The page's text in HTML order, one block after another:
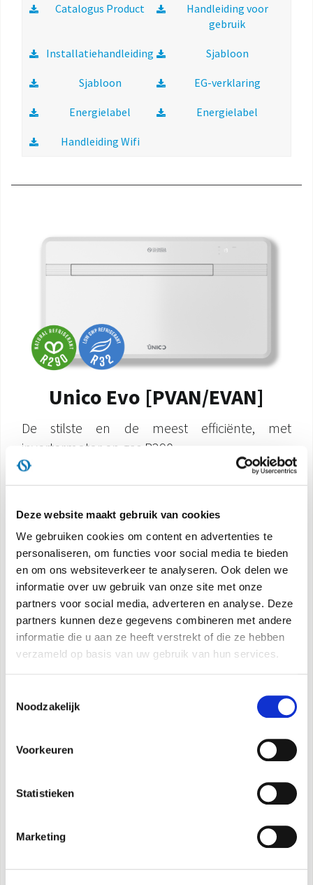
Deze website maakt gebruik van cookies
We gebruiken cookies om content en advertenties te
personaliseren, om functies voor social media te bieden
en om ons websiteverkeer te analyseren. Ook delen we
informatie over uw gebruik van onze site met onze
partners voor social media, adverteren en analyse. Deze
partners kunnen deze gegevens combineren met andere
informatie die u aan ze heeft verstrekt of die ze hebben
verzameld op basis van uw gebruik van hun services.
Noodzakelijk
Voorkeuren
Statistieken
Marketing
Catalogus Product
Handleiding voor
gebruik
Installatiehandleiding Sjabloon
Sjabloon EG-verklaring
Energielabel Energielabel
Handleiding Wifi
Unico Evo [PVAN/EVAN]
De stilste en de meest efficiënte, met
invertermotor en gas R290
Catalogus Product
Handleiding voor
Handleiding voor
gebruik
Sjabloon
EG-verklaring EG-verklaring
Energielabel Handleiding wifi